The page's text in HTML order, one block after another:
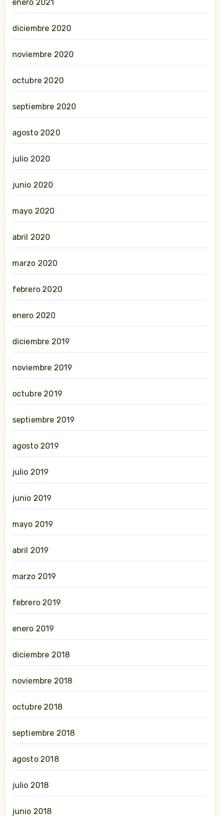
enero 2021
diciembre 2020
noviembre 2020
octubre 2020
septiembre 2020
agosto 2020
julio 2020
junio 2020
mayo 2020
abril 2020
marzo 2020
febrero 2020
enero 2020
diciembre 2019
noviembre 2019
octubre 2019
septiembre 2019
agosto 2019
julio 2019
junio 2019
mayo 2019
abril 2019
marzo 2019
febrero 2019
enero 2019
diciembre 2018
noviembre 2018
octubre 2018
septiembre 2018
agosto 2018
julio 2018
junio 2018